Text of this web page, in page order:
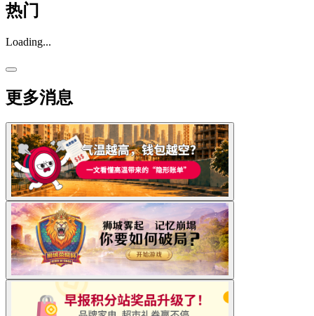
热门
Loading...
更多消息